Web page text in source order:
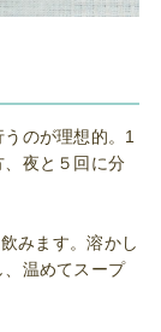
のが理想的。1
夜と５回に分
みます。溶かし
温めてスープ